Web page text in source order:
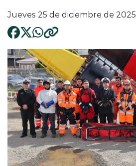
Jueves 25 de diciembre de 2025